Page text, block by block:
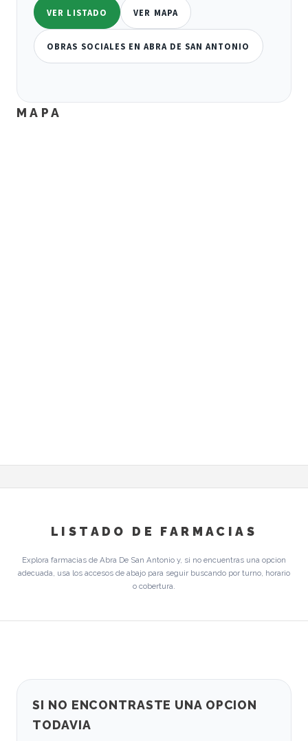
VER LISTADO VER MAPA
OBRAS SOCIALES EN ABRA DE SAN ANTONIO
MAPA
LISTADO DE FARMACIAS
Explora farmacias de Abra De San Antonio y, si no encuentras una opcion
adecuada, usa los accesos de abajo para seguir buscando por turno, horario
o cobertura.
SI NO ENCONTRASTE UNA OPCION
TODAVIA